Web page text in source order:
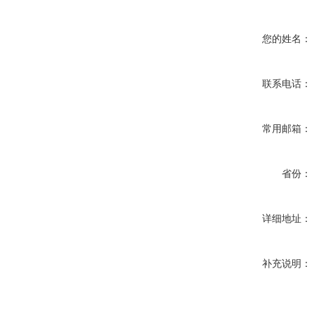
您的姓名：
联系电话：
常用邮箱：
省份：
详细地址：
补充说明：